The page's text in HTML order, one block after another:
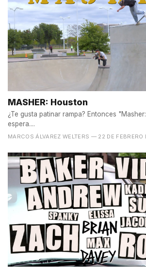
MASHER: Houston
¿Te gusta patinar rampa? Entonces
espera....
MARCOS ÁLVAREZ WELTERS — 22 DE FEBRERO